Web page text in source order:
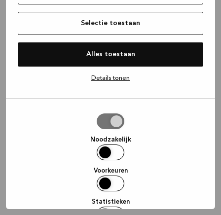
Selectie toestaan
Alles toestaan
Details tonen
Noodzakelijk
Voorkeuren
Statistieken
information).